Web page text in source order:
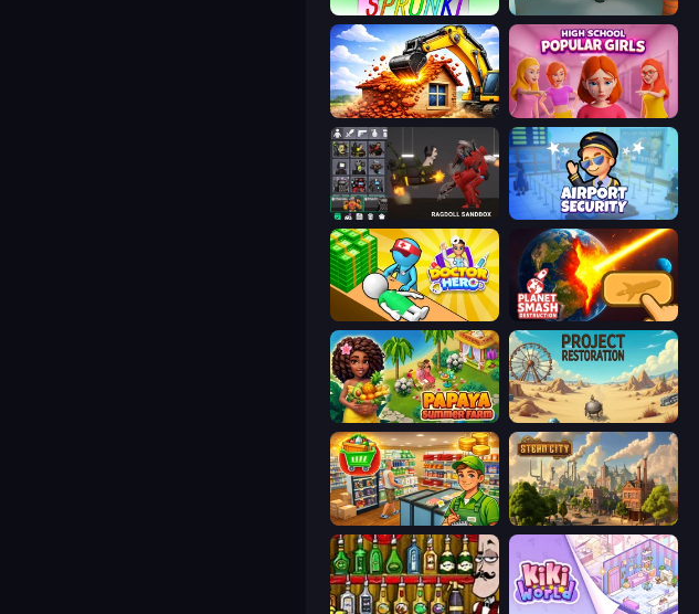
Sprunki
City Constructor
Last Play: Ragdoll Sandbox Airport Security
Doctor Hero Planet Smash Destruction
Papaya Summer Farm Project Restoration
Supermarket Simulator: Desert Steam City